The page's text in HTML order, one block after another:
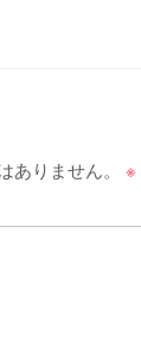
ありません。 ※